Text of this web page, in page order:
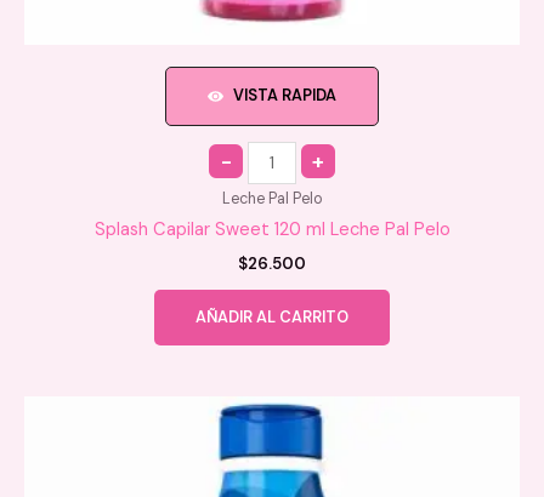
VISTA RAPIDA
Quantity
Leche Pal Pelo
Splash Capilar Sweet 120 ml Leche Pal Pelo
$26.500
AÑADIR AL CARRITO